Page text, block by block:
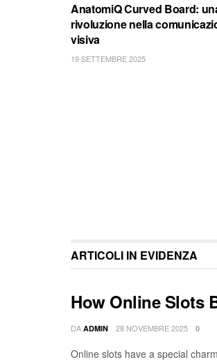
AnatomiQ Curved Board:
rivoluzione nella
visiva
19 SETTEMBRE 2025
ARTICOLI IN EVIDENZA
How Online Slots
DA ADMIN 28 NOVEMBRE 2025 0
Online slots have a special